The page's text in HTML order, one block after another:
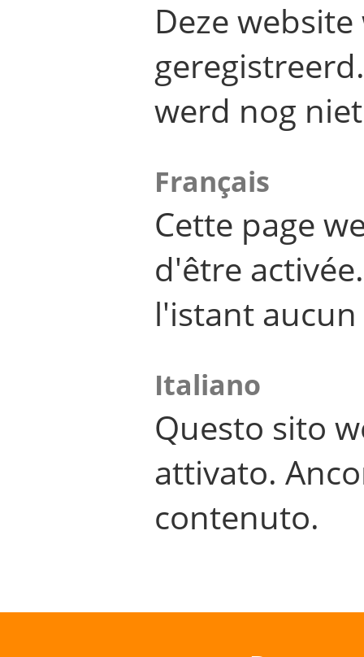
Deze
werd nog
Français
Cette page
d'être
l'istant
Italiano
Questo sito
attivato.
contenuto.